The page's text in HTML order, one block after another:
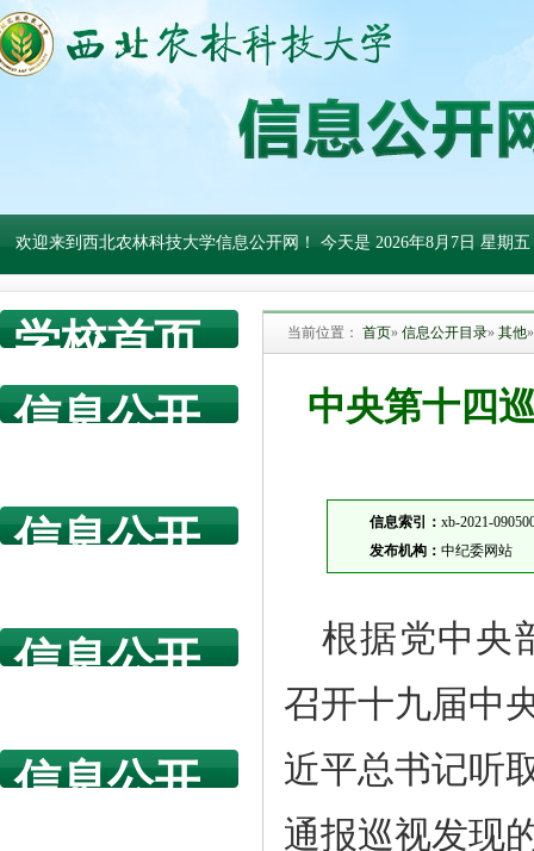
欢迎来到西北农林科技大学信息公开网！ 今天是 2026年8月7日 星期五
学校首页
信息公开
信息公开
信息公开
信息公开
当前位置： 首页» 信息公开目录» 其他
中央第十四
信息索引：xb-2021-
发布机构：中纪委网站
根据党中央
召开十九届中
近平总书记听
通报巡视发现